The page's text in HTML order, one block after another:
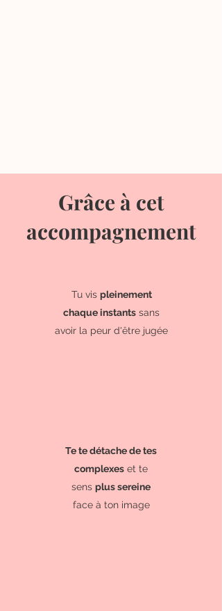
Grâce à cet
accompagnement
Tu vis pleinement
chaque instants sans
avoir la peur d'être jugée
Te te détache de tes
complexes et te
sens plus sereine
face à ton image